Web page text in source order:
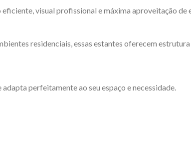
visual profissional e máxima aproveitação de
residenciais, essas estantes oferecem
perfeitamente ao seu espaço e necessidade.